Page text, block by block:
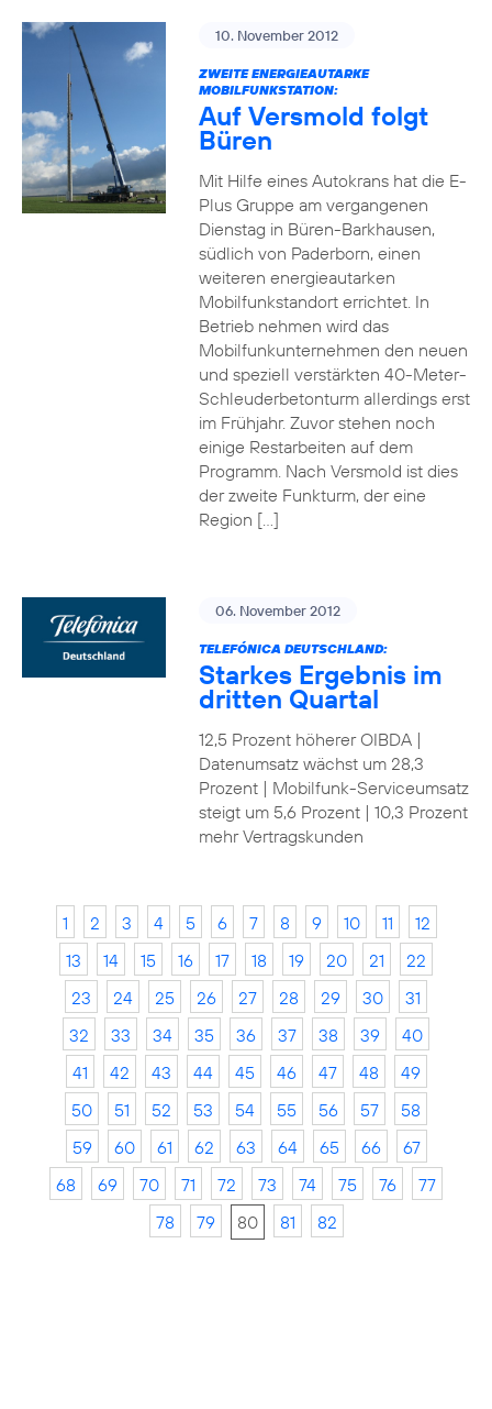
10. November 2012
ZWEITE ENERGIEAUTARKE
MOBILFUNKSTATION:
Auf Versmold folgt
Büren
Mit Hilfe eines Autokrans hat die E-
Plus Gruppe am vergangenen
Dienstag in Büren-Barkhausen,
südlich von Paderborn, einen
weiteren energieautarken
Mobilfunkstandort errichtet. In
Betrieb nehmen wird das
Mobilfunkunternehmen den neuen
und speziell verstärkten 40-Meter-
Schleuderbetonturm allerdings erst
im Frühjahr. Zuvor stehen noch
einige Restarbeiten auf dem
Programm. Nach Versmold ist dies
der zweite Funkturm, der eine
Region […]
06. November 2012
TELEFÓNICA DEUTSCHLAND:
Starkes Ergebnis im
dritten Quartal
12,5 Prozent höherer OIBDA |
Datenumsatz wächst um 28,3
Prozent | Mobilfunk-Serviceumsatz
steigt um 5,6 Prozent | 10,3 Prozent
mehr Vertragskunden
1 2 3 4 5 6 7 8 9 10 11
12
13
14 15 16 17 18 19 20 21
22
23
24 25 26 27 28 29 30
31
32
33 34 35 36 37 38 39
40
41
42 43 44 45 46 47 48
49
50
51 52 53 54 55 56 57
58
59
60 61 62 63 64 65 66
67
68
69 70 71 72 73 74 75 76
77
78
79 80 81 82